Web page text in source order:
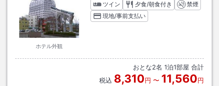
ホテル外観
ツイン
夕食/朝食付き
禁煙
現地/事前支払い
おとな2名 1泊1部屋 合計
税込 8,310円 〜 11,560円